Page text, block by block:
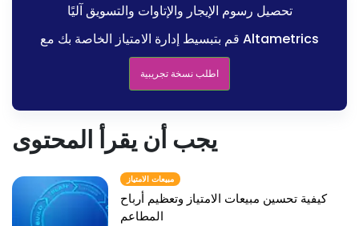
تحصيل رسوم الإيجار والإتاوات والتسويق آليًا
قم بتبسيط إدارة الامتياز الخاصة بك مع Altametrics
اطلب نسخة تجريبية
يجب أن يقرأ المحتوى
مبيعات الامتياز
كيفية تحسين مبيعات الامتياز وتعظيم أرباح
المطاعم